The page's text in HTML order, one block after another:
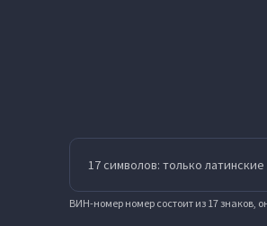
ВИН-номер номер состоит из 17 знаков,